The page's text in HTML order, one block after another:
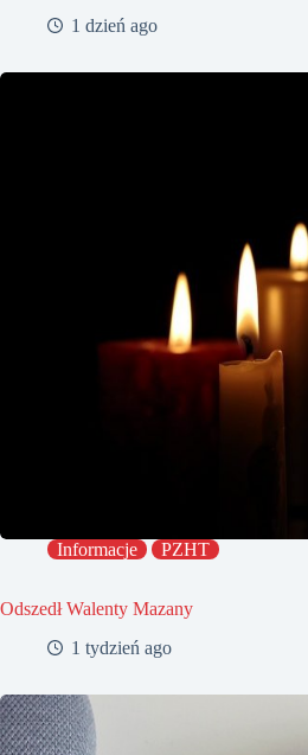
1 dzień ago
Informacje PZHT
Odszedł Walenty Mazany
1 tydzień ago